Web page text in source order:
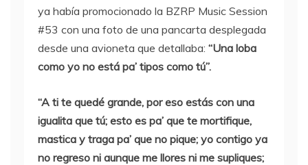
ya había promocionado la BZRP Music Session
#53 con una foto de una pancarta desplegada
desde una avioneta que detallaba: “Una loba
como yo no está pa’ tipos como tú”.
“A ti te quedé grande, por eso estás con una
igualita que tú; esto es pa’ que te mortifique,
mastica y traga pa’ que no pique; yo contigo ya
no regreso ni aunque me llores ni me supliques;